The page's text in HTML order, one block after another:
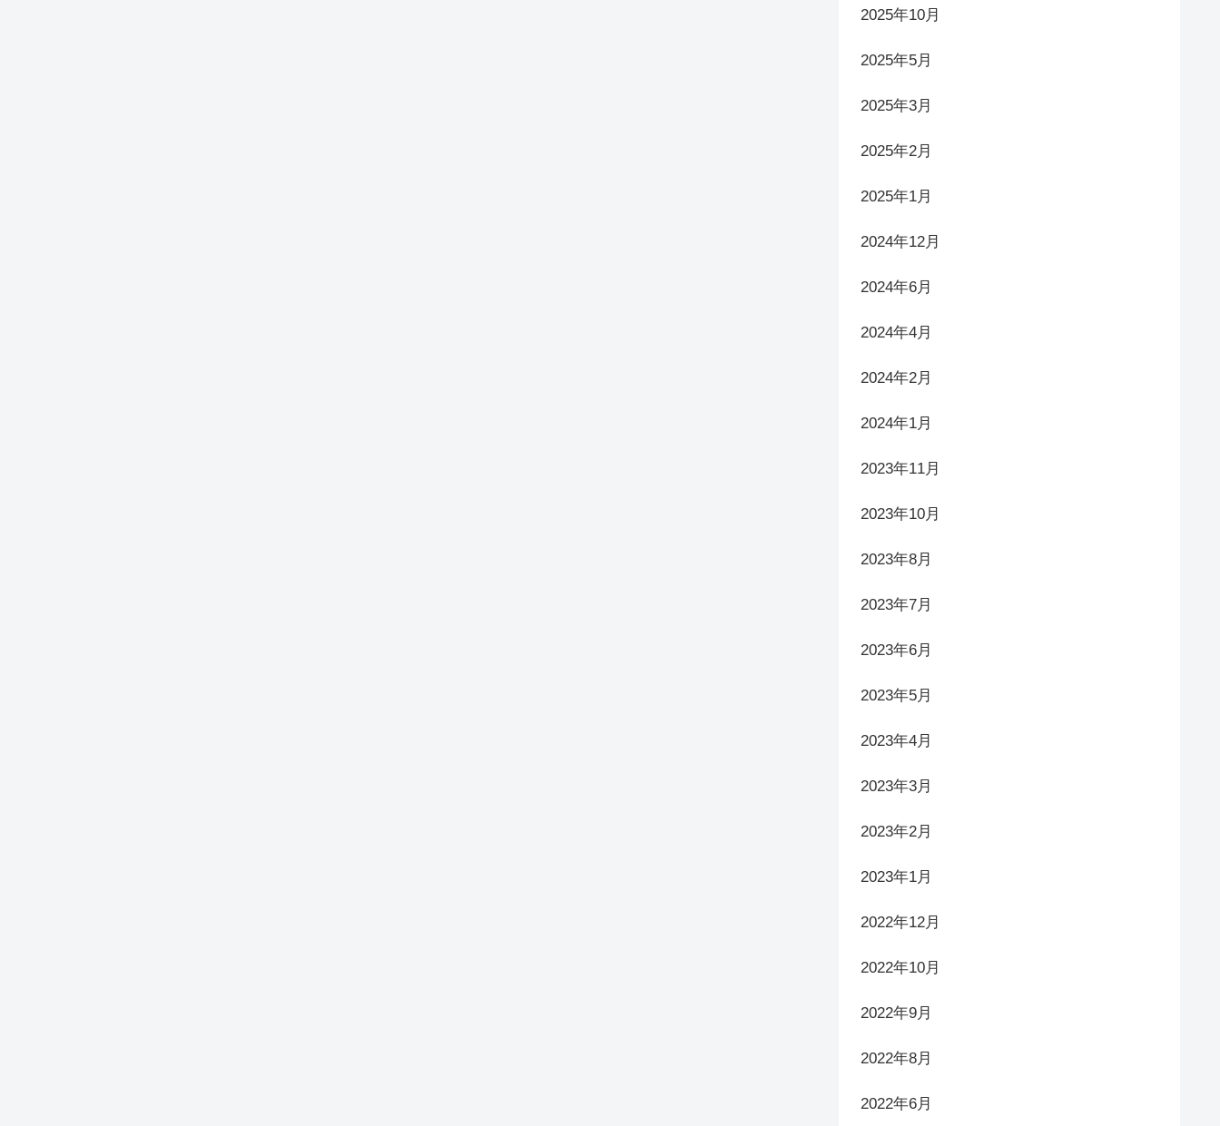
2025年10月
2025年5月
2025年3月
2025年2月
2025年1月
2024年12月
2024年6月
2024年4月
2024年2月
2024年1月
2023年11月
2023年10月
2023年8月
2023年7月
2023年6月
2023年5月
2023年4月
2023年3月
2023年2月
2023年1月
2022年12月
2022年10月
2022年9月
2022年8月
2022年6月